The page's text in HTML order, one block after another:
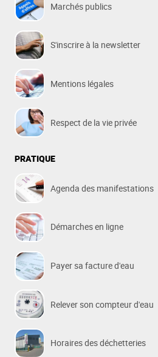
Marchés publics
S'inscrire à la newsletter
Mentions légales
Respect de la vie privée
PRATIQUE
Agenda des manifestations
Démarches en ligne
Payer sa facture d'eau
Relever son compteur d'eau
Horaires des déchetteries